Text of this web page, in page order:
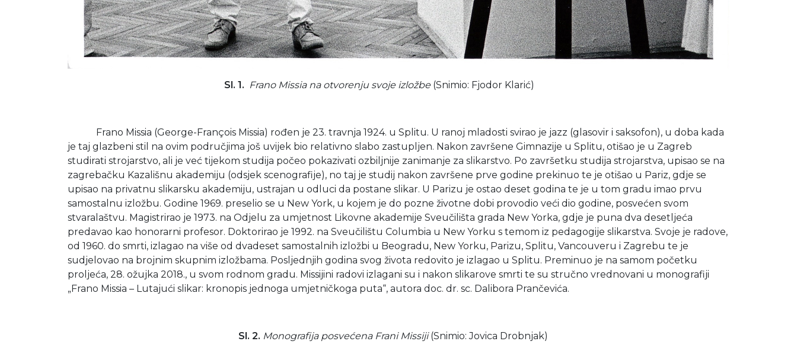
Sl. 1. Frano Missia na otvorenju svoje izložbe (Snimio: Fjodor Klarić)
Frano Missia (George-François Missia) rođen je 23. travnja 1924. u Splitu. U ranoj mladosti svirao je jazz (glasovir i saksofon), u doba kada
je taj glazbeni stil na ovim područjima još uvijek bio relativno slabo zastupljen. Nakon završene Gimnazije u Splitu, otišao je u Zagreb
studirati strojarstvo, ali je već tijekom studija počeo pokazivati ozbiljnije zanimanje za slikarstvo. Po završetku studija strojarstva, upisao se na
zagrebačku Kazališnu akademiju (odsjek scenografije), no taj je studij nakon završene prve godine prekinuo te je otišao u Pariz, gdje se
upisao na privatnu slikarsku akademiju, ustrajan u odluci da postane slikar. U Parizu je ostao deset godina te je u tom gradu imao prvu
samostalnu izložbu. Godine 1969. preselio se u New York, u kojem je do pozne životne dobi provodio veći dio godine, posvećen svom
stvaralaštvu. Magistrirao je 1973. na Odjelu za umjetnost Likovne akademije Sveučilišta grada New Yorka, gdje je puna dva desetljeća
predavao kao honorarni profesor. Doktorirao je 1992. na Sveučilištu Columbia u New Yorku s temom iz pedagogije slikarstva. Svoje je radove,
od 1960. do smrti, izlagao na više od dvadeset samostalnih izložbi u Beogradu, New Yorku, Parizu, Splitu, Vancouveru i Zagrebu te je
sudjelovao na brojnim skupnim izložbama. Posljednjih godina svog života redovito je izlagao u Splitu. Preminuo je na samom početku
proljeća, 28. ožujka 2018., u svom rodnom gradu. Missijini radovi izlagani su i nakon slikarove smrti te su stručno vrednovani u monografiji
„Frano Missia – Lutajući slikar: kronopis jednoga umjetničkoga puta“, autora doc. dr. sc. Dalibora Prančevića.
Sl. 2. Monografija posvećena Frani Missiji(Snimio: Jovica Drobnjak)